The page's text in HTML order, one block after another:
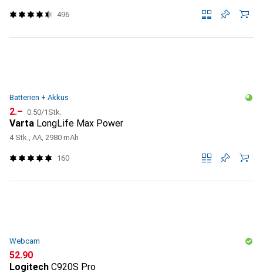
496
Batterien + Akkus
CHF
2.– CHF
0.50/1Stk.
Varta LongLife Max Power
4 Stk., AA, 2980 mAh
160
Webcam
CHF
52.90
Logitech C920S Pro